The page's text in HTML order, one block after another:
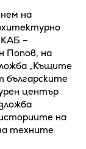
на
–
Попов, на
„Къщите
българските
център
на
техните